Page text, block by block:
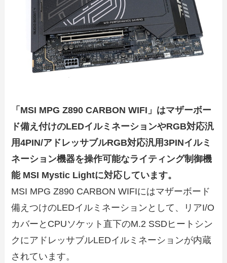
「MSI MPG Z890 CARBON WIFI」はマザーボー
ド備え付けのLEDイルミネーションやRGB対応汎
用4PIN/アドレッサブルRGB対応汎用3PINイルミ
ネーション機器を操作可能なライティング制御機
能 MSI Mystic Lightに対応しています。
MSI MPG Z890 CARBON WIFIにはマザーボード
備えつけのLEDイルミネーションとして、リアI/O
カバーとCPUソケット直下のM.2 SSDヒートシン
クにアドレッサブルLEDイルミネーションが内蔵
されています。